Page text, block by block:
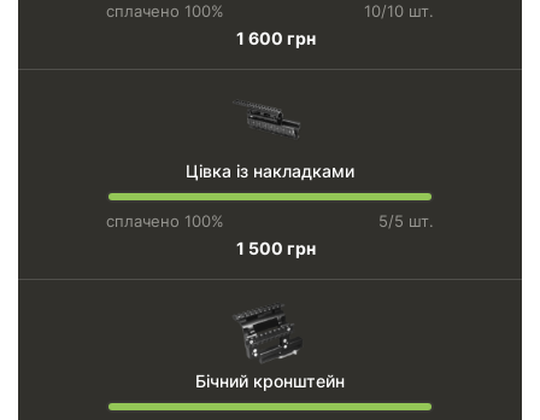
сплачено 100% 10/10 шт.
1 600 грн
Цівка із накладками
сплачено 100% 5/5 шт.
1 500 грн
Бічний кронштейн